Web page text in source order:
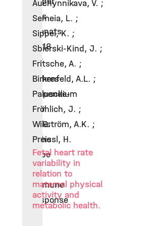
des
Monats
2018
2-
Jahres-
Stipendium
der
DFG:
"The
type
2
immune
response
Auchynnikava, V. ;
Semeia, L. ;
Sippel, K. ;
Sbierski-Kind, J. ;
Fritsche, A. ;
Birkenfeld, A.L. ;
Paluscke-
Fröhlich, J. ;
Wikström, A.K. ;
Preissl, H.
Fetal heart rate
variability in
relation to
maternal physical
activity and
metabolic health.